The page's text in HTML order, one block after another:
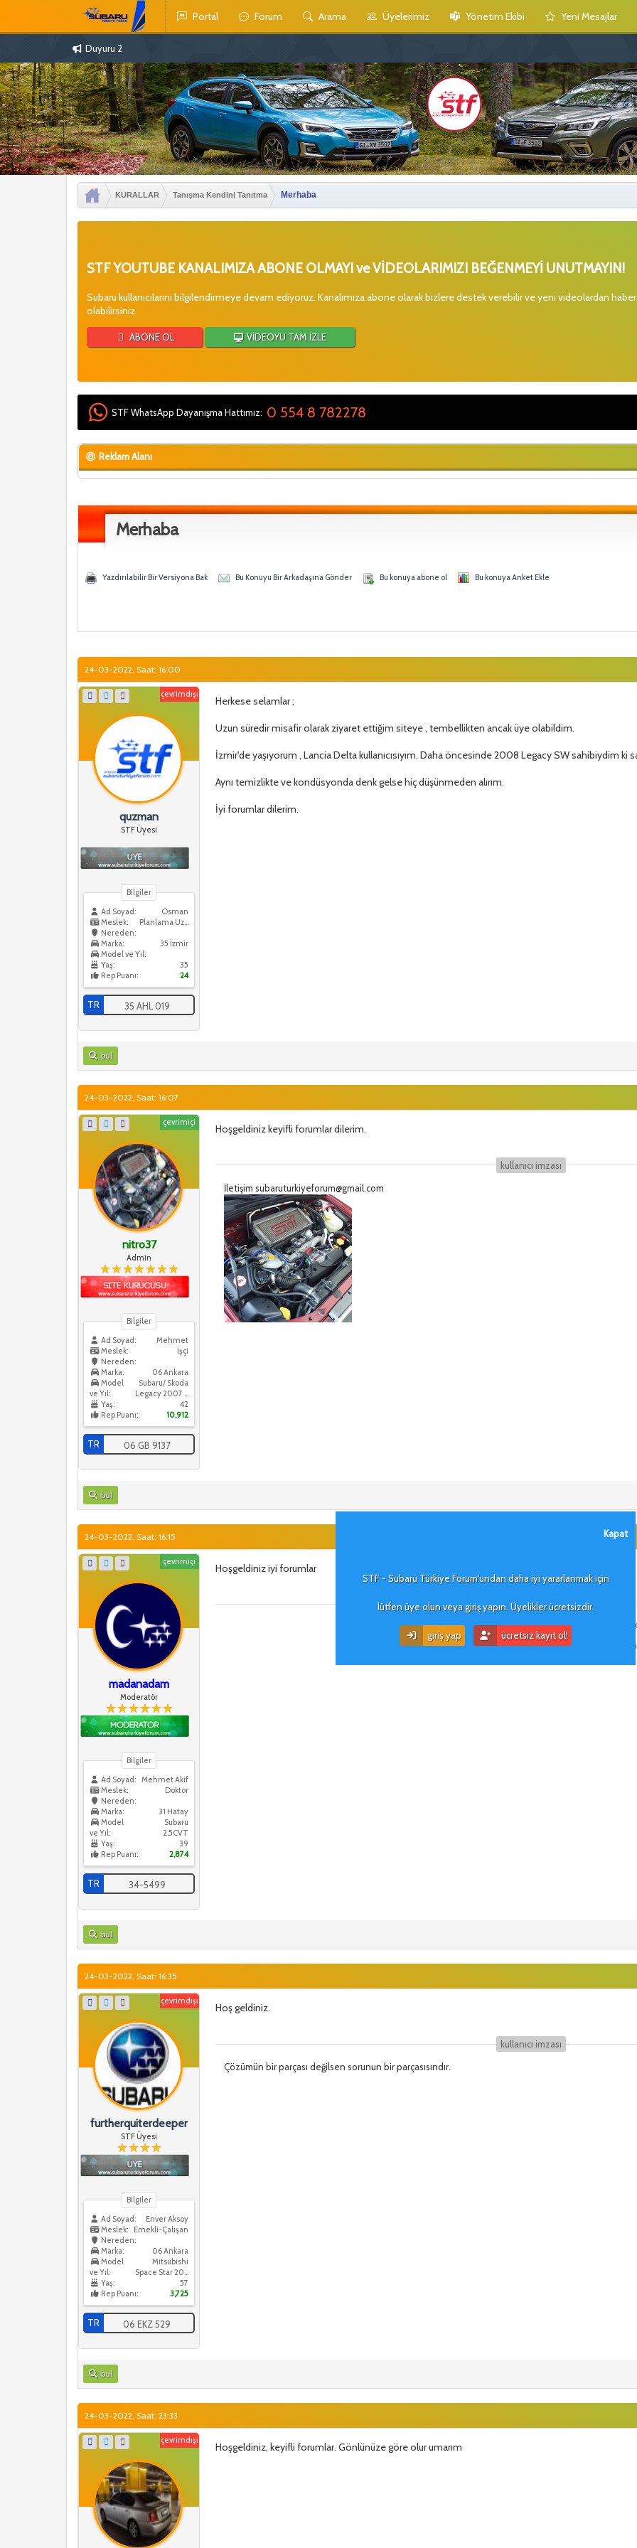
Portal Forum Arama Üyelerimiz Yönetim Ekibi Yeni Mesajlar
Duyuru 2
Kapat
STF - Subaru Türkiye Forum'undan daha iyi yararlanmak için
lütfen üye olun veya giriş yapın. Üyelikler ücretsizdir.
giriş yap ücretsiz kayıt ol!
KURALLAR Tanışma Kendini Tanıtma Merhaba
STF YOUTUBE KANALIMIZA ABONE OLMAYI ve VİDEOLARIMIZI BEĞENMEYİ UNUTMAYIN!
Subaru kullanıcılarını bilgilendirmeye devam ediyoruz. Kanalımıza abone olarak bizlere destek verebilir ve yeni videolardan
olabilirsiniz.
ABONE OL VİDEOYU TAM İZLE
STF WhatsApp Dayanışma Hattımız: 0 554 8 782278
Reklam Alanı
Merhaba
Yazdırılabilir Bir Versiyona Bak Bu Konuyu Bir Arkadaşına Gönder Bu konuya abone ol Bu konuya Anket Ekle
24-03-2022, Saat: 16:00
çevrimdışı
quzman
STF Üyesi
Bilgiler
Ad Soyad:
Osman
Meslek:
Planlama Uzmanı
Nereden:
35 İzmir
Marka:
Model ve Yıl:
Yaş:
35
Rep Puanı:
24
TR 35 AHL 019
Herkese selamlar ;
Uzun süredir misafir olarak ziyaret ettiğim siteye , tembellikten ancak üye olabildim.
İzmir'de yaşıyorum , Lancia Delta kullanıcısıyım. Daha öncesinde 2008 Legacy SW sahibiydim ki
Aynı temizlikte ve kondüsyonda denk gelse hiç düşünmeden alırım.
İyi forumlar dilerim.
bul
24-03-2022, Saat: 16:07
çevrimiçi
nitro37
Admin
Bilgiler
Ad Soyad:
Mehmet
Meslek:
İşçi
Nereden:
06 Ankara
Marka:
Subaru/ Skoda
Model
ve Yıl:
Legacy 2007 / Skoda Octavia 2016
Yaş:
42
Rep Puanı:
10,912
TR 06 GB 9137
Hoşgeldiniz keyifli forumlar dilerim.
kullanıcı i̇mzası
İletişim subaruturkiyeforum@gmail.com
bul
24-03-2022, Saat: 16:15
çevrimiçi
madanadam
Moderatör
Bilgiler
Ad Soyad: Mehmet Akif
Meslek:
Doktor
Nereden:
31 Hatay
Marka:
Subaru
Model
ve Yıl:
2.5CVT
Yaş:
39
Rep Puanı:
2,874
TR 34-5499
Hoşgeldiniz iyi forumlar
kullanıcı i̇mzası
1.Subaru Forester 2007 2.0 X-Limited Otomatik Atiker Gold 183000-
2. Subaru Outback 2.5R CVT 2010 - 210000 - ? km
Bahsettiğim konulardaki işlemlerin yapılmasından dolayı oluşabilecek hasardan
bul
24-03-2022, Saat: 16:35
çevrimdışı
furtherquiterdeeper
STF Üyesi
Bilgiler
Ad Soyad:
Enver Aksoy
Meslek:
Emekli-Çalışan
Nereden:
06 Ankara
Marka:
Mitsubishi
Model
ve Yıl:
Space Star 2022
Yaş:
57
Rep Puanı:
3,725
TR 06 EKZ 529
Hoş geldiniz.
kullanıcı i̇mzası
Çözümün bir parçası değilsen sorunun bir parçasısındır.
bul
24-03-2022, Saat: 23:33
çevrimdışı
Hoşgeldiniz, keyifli forumlar. Gönlünüze göre olur umarım